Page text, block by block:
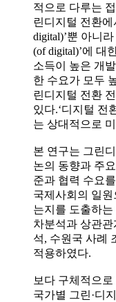
적으로 다루는
린디지털 전환
digital)’뿐 아니
(of digital)’에 대
소득이 높은 개
한 수요가 모두
린디지털 전환
있다.‘디지털 전
는 상대적으로
본 연구는 그린
논의 동향과 주
준과 협력 수요
국제사회의 일
는지를 도출하
차분석과 상관관
석, 수원국 사례
적용하였다.
보다 구체적으
국가별 그린·디